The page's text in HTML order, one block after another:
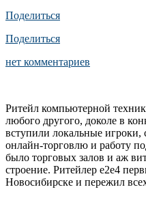
Поделиться
Поделиться
нет комментариев
Ритейл компьютерной
любого другого, доколе в
вступили локальные игроки,
онлайн-торговлю и работу
было торговых залов и аж
строение. Ритейлер e2e4
Новосибирске и пережил